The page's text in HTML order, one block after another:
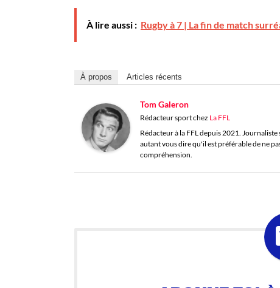
À lire aussi : Rugby à 7 | La fin de match
À propos Articles récents
Tom Galeron
Rédacteur sportchez La FFL
Rédacteur à la FFL depuis 2021.
autant vous dire qu'il est préférable de ne
compréhension.